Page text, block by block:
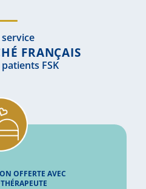
FRANÇAIS
FSK
OFFERTE AVEC